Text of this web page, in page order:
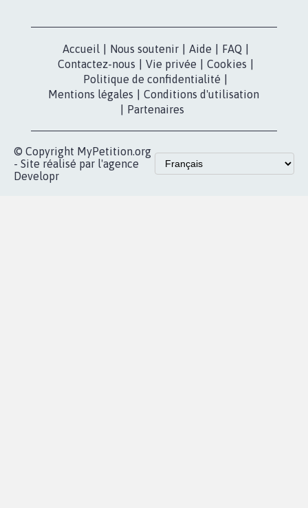
Accueil Nous soutenir Aide FAQ
Contactez-nous
Vie privée Cookies
Politique de confidentialité
Mentions légales
Conditions d'utilisation
Partenaires
© Copyright MyPetition.org
- Site réalisé par l'agence
Developr